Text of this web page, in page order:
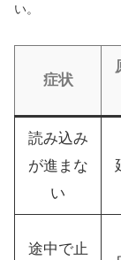
い。
症状
読み込み
が進まな
い
途中で止